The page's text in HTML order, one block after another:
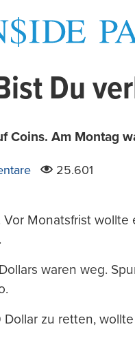
Du
Coins. Am Montag
25.601
Monatsfrist wollte
waren weg.
zu retten,